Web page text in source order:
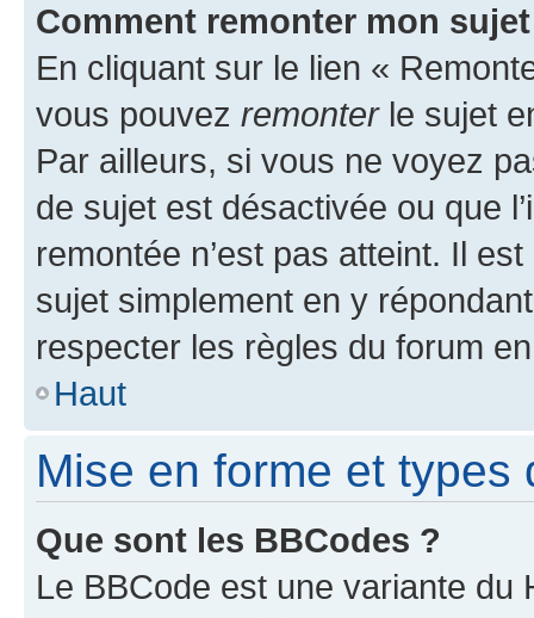
Comment remonter mon
En cliquant sur le lien «
vous pouvez remonterle sujet
Par ailleurs, si vous ne voyez
de sujet est désactivée ou que
remontée n’est pas atteint. Il
sujet simplement en y
respecter les règles du forum
Haut
Mise en forme et types
Que sont les BBCodes ?
Le BBCode est une variante du